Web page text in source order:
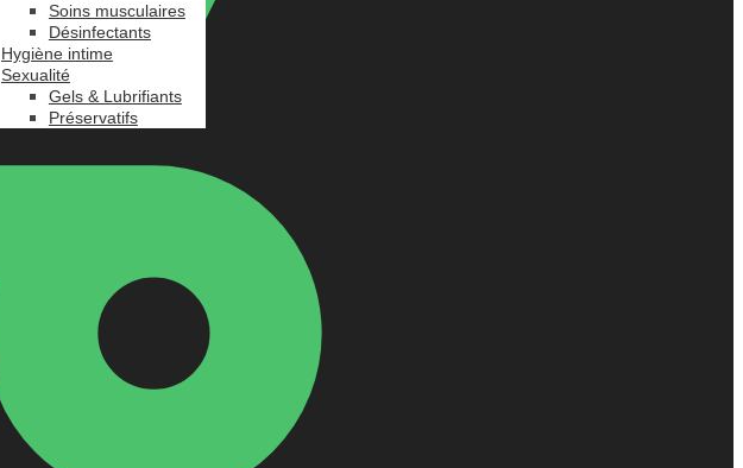
Soins musculaires
Désinfectants
Hygiène intime
Sexualité
Gels & Lubrifiants
Préservatifs